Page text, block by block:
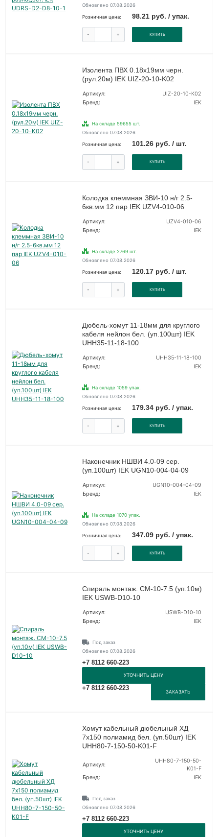
Обновлено 07.08.2026
Розничная цена: 98.21 руб. / упак.
- + КУПИТЬ
Изолента ПВХ 0.18х19мм черн.
(рул.20м) IEK UIZ-20-10-K02
Артикул:
UIZ-20-10-K02
Бренд:
IEK
На складе 59655 шт.
Обновлено 07.08.2026
Розничная цена: 101.26 руб. / шт.
- + КУПИТЬ
Колодка клеммная ЗВИ-10 н/г 2.5-
6кв.мм 12 пар IEK UZV4-010-06
Артикул:
UZV4-010-06
Бренд:
IEK
На складе 2769 шт.
Обновлено 07.08.2026
Розничная цена: 120.17 руб. / шт.
- + КУПИТЬ
Дюбель-хомут 11-18мм для круглого
кабеля нейлон бел. (уп.100шт) IEK
UHH35-11-18-100
Артикул:
UHH35-11-18-100
Бренд:
IEK
На складе 1059 упак.
Обновлено 07.08.2026
Розничная цена: 179.34 руб. / упак.
- + КУПИТЬ
Наконечник НШВИ 4.0-09 сер.
(уп.100шт) IEK UGN10-004-04-09
Артикул:
UGN10-004-04-09
Бренд:
IEK
На складе 1070 упак.
Обновлено 07.08.2026
Розничная цена: 347.09 руб. / упак.
- + КУПИТЬ
Спираль монтаж. СМ-10-7.5 (уп.10м)
IEK USWB-D10-10
Артикул:
USWB-D10-10
Бренд:
IEK
Под заказ
Обновлено 07.08.2026
+7 8112 660-223
УТОЧНИТЬ ЦЕНУ
+7 8112 660-223
ЗАКАЗАТЬ
Хомут кабельный дюбельный ХД
7х150 полиамид бел. (уп.50шт) IEK
UHH80-7-150-50-K01-F
Артикул:
UHH80-7-150-50-
K01-F
Бренд:
IEK
Под заказ
Обновлено 07.08.2026
+7 8112 660-223
УТОЧНИТЬ ЦЕНУ